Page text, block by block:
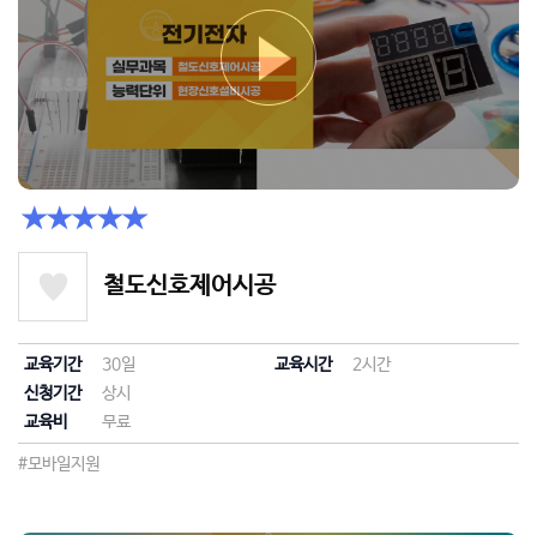
★★★★★
철도신호제어시공
교육기간 30일 교육시간
2시간
신청기간
상시
교육비
무료
#모바일지원